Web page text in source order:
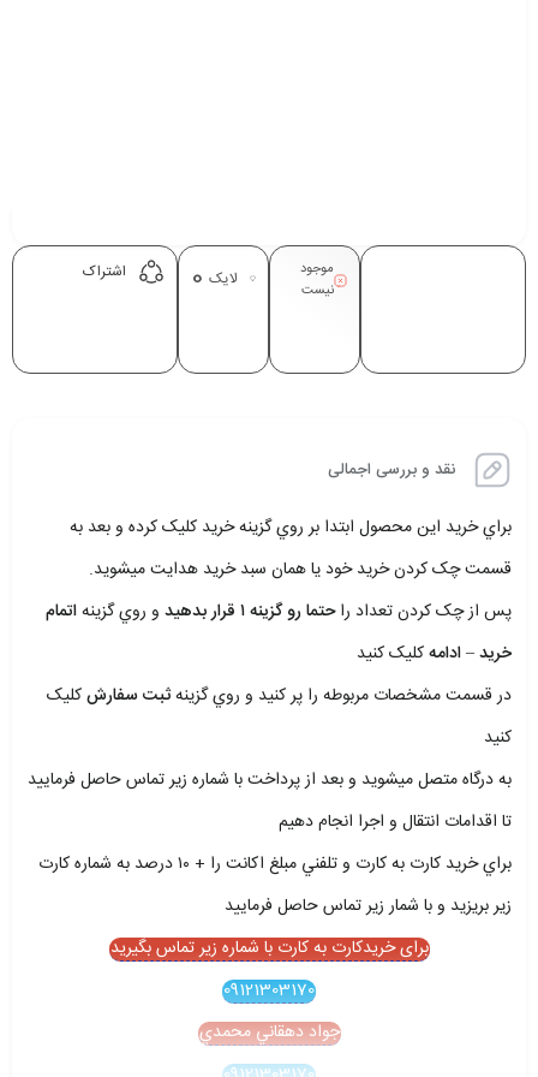
موجود
نیست
لایک 0 اشتراک
نقد و بررسی اجمالی
براي خريد اين محصول ابتدا بر روي گزينه خريد کليک کرده و بعد به
قسمت چک کردن خريد خود يا همان سبد خريد هدايت ميشويد.
پس از چک کردن تعداد راحتما رو گزينه ۱ قرار بدهيد و روي گزينهاتمام
خريد – ادامهکليک کنيد
در قسمت مشخصات مربوطه را پر کنيد و روي گزينهثبت سفارشکليک
کنيد
به درگاه متصل ميشويد و بعد از پرداخت با شماره زير تماس حاصل فرماييد
تا اقدامات انتقال و اجرا انجام دهيم
براي خريد کارت به کارت و تلفني مبلغ اکانت را + ۱۰ درصد به شماره کارت
زير بريزيد و با شمار زير تماس حاصل فرماييد
برای خریدکارت به کارت با شماره زیر تماس بگیرید
09121303170
جواد دهقاني محمدي